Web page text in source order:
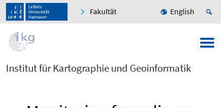
Fakultät English
Institut für Kartographie und Geoinformatik